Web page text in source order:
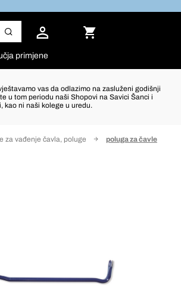
primjene
vas da odlazimo na zasluženi godišnji
te u tom periodu naši Shopovi na Savici Šanci i
kao ni naši kolege u uredu.
za vađenje čavla, poluge poluga za čavle